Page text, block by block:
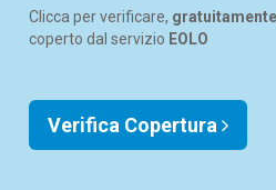
Clicca per verificare,
coperto dal servizio EOLO
Verifica Copertura